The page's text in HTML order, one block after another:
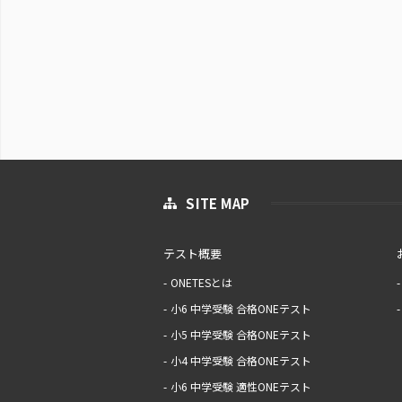
SITE MAP
テスト概要
ONETESとは
小6 中学受験 合格ONEテスト
小5 中学受験 合格ONEテスト
小4 中学受験 合格ONEテスト
小6 中学受験 適性ONEテスト